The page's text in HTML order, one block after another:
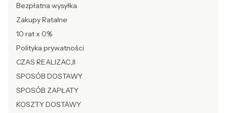
Bezpłatna wysyłka
Zakupy Ratalne
10 rat x 0%
Polityka prywatności
CZAS REALIZACJI
SPOSÓB DOSTAWY
SPOSÓB ZAPŁATY
KOSZTY DOSTAWY